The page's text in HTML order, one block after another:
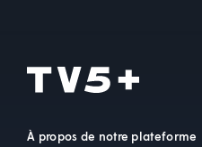
À propos de notre plateforme